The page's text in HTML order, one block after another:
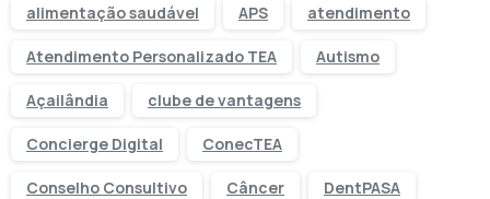
alimentação saudável APS atendimento
Atendimento Personalizado TEA Autismo
Açailândia clube de vantagens
Concierge Digital ConecTEA
Conselho Consultivo Câncer DentPASA